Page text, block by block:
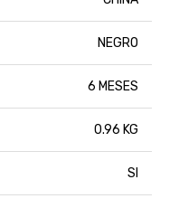
NEGRO
6 MESES
0.96 KG
SI